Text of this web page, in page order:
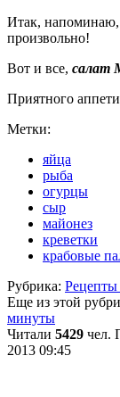
Итак, напоминаю,
произвольно!
Вот и все, салат
Приятного
Метки:
яйца
рыба
огурцы
сыр
майонез
креветки
крабовые
Рубрика:
Еще из этой
минуты
Читали 5429 чел.
2013 09:45